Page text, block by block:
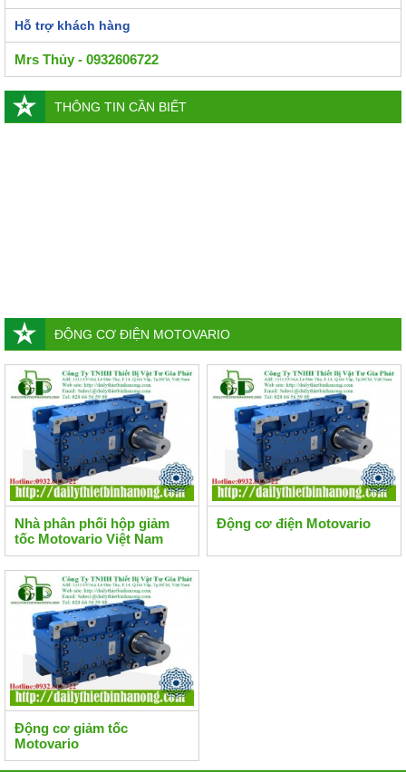
Hỗ trợ khách hàng
Mrs Thủy - 0932606722
THÔNG TIN CẦN BIẾT
ĐỘNG CƠ ĐIỆN MOTOVARIO
Nhà phân phối hộp giảm
tốc Motovario Việt Nam
Động cơ điện Motovario
Động cơ giảm tốc
Motovario